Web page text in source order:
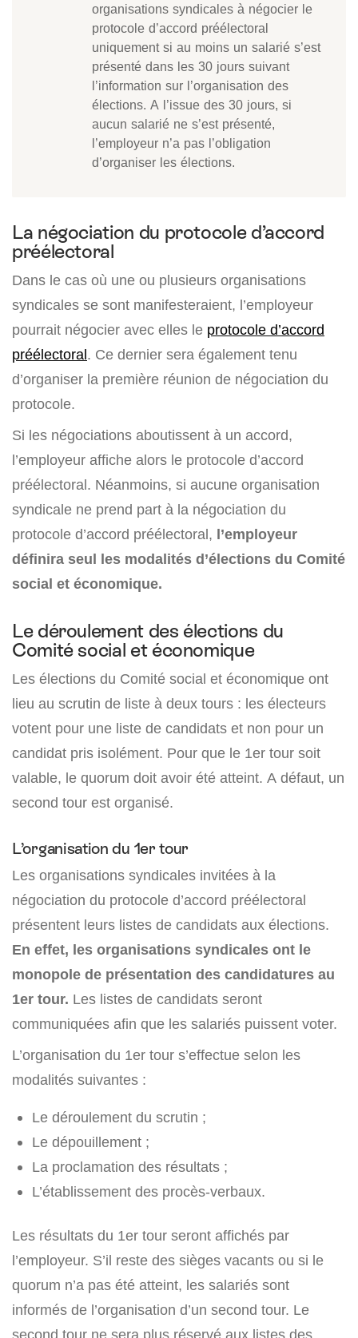
organisations syndicales à négocier le
protocole d’accord préélectoral
uniquement si au moins un salarié s’est
présenté dans les 30 jours suivant
l’information sur l’organisation des
élections. A l’issue des 30 jours, si
aucun salarié ne s’est présenté,
l’employeur n’a pas l’obligation
d’organiser les élections.
La négociation du protocole d’accord
préélectoral
Dans le cas où une ou plusieurs organisations
syndicales se sont manifesteraient, l’employeur
pourrait négocier avec elles le protocole d’accord
préélectoral. Ce dernier sera également tenu
d’organiser la première réunion de négociation du
protocole.
Si les négociations aboutissent à un accord,
l’employeur affiche alors le protocole d’accord
préélectoral. Néanmoins, si aucune organisation
syndicale ne prend part à la négociation du
protocole d’accord préélectoral, l’employeur
définira seul les modalités d’élections du Comité
social et économique.
Le déroulement des élections du
Comité social et économique
Les élections du Comité social et économique ont
lieu au scrutin de liste à deux tours : les électeurs
votent pour une liste de candidats et non pour un
candidat pris isolément. Pour que le 1er tour soit
valable, le quorum doit avoir été atteint. A défaut, un
second tour est organisé.
L’organisation du 1er tour
Les organisations syndicales invitées à la
négociation du protocole d’accord préélectoral
présentent leurs listes de candidats aux élections.
En effet, les organisations syndicales ont le
monopole de présentation des candidatures au
1er tour. Les listes de candidats seront
communiquées afin que les salariés puissent voter.
L’organisation du 1er tour s’effectue selon les
modalités suivantes :
Le déroulement du scrutin ;
Le dépouillement ;
La proclamation des résultats ;
L’établissement des procès-verbaux.
Les résultats du 1er tour seront affichés par
l’employeur. S’il reste des sièges vacants ou si le
quorum n’a pas été atteint, les salariés sont
informés de l’organisation d’un second tour. Le
second tour ne sera plus réservé aux listes des